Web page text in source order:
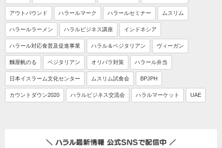
アウトバウンド ハラールマーク ハラールセミナー ムスリム
ハラールラーメン ハラルビジネス講座 インドネシア
ハラール対応食普及促進事業 ハラル＆ベジタリアン ヴィーガン
麵屋帆のる ベジタリアン オリパラ対策 ハラール弁当
日本イスラーム文化センター ムスリム試食会 BPJPH
カウントダウン2020 ハラルビジネス交流会 ハラルマーケット UAE